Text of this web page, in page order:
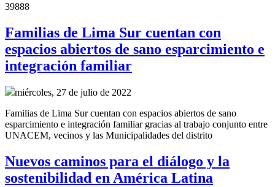
39888
Familias de Lima Sur cuentan con
espacios abiertos de sano esparcimiento e
integración familiar
miércoles, 27 de julio de 2022
Familias de Lima Sur cuentan con espacios abiertos de sano
esparcimiento e integración familiar gracias al trabajo conjunto entre
UNACEM, vecinos y las Municipalidades del distrito
Nuevos caminos para el diálogo y la
sostenibilidad en América Latina